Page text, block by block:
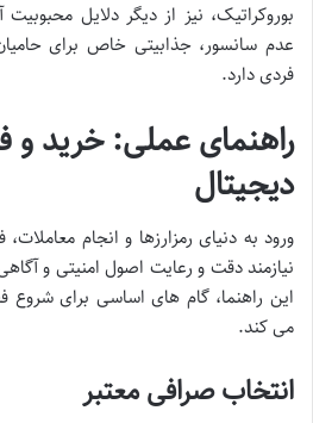
بوروکراتیک، نیز از دیگر دلایل
عدم سانسور، جذابیتی خاص برای
فردی دارد.
راهنمای عملی: خرید و
دیجیتال
ورود به دنیای رمزارزها و انجام
نیازمند دقت و رعایت اصول امنیتی و
این راهنما، گام های اساسی برای شروع
می کند.
انتخاب صرافی معتبر